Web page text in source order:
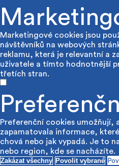
Marketingové cookies jsou
návštěvníků na webových
reklamu, která je relevantní a
uživatele a tímto hodnotnější
třetích stran.
Preferenční cookies umožňují,
zapamatovala informace,
chová nebo jak vypadá. Je to
nebo region, kde se nacházíte.
Zakázat všechny Povolit vybrané